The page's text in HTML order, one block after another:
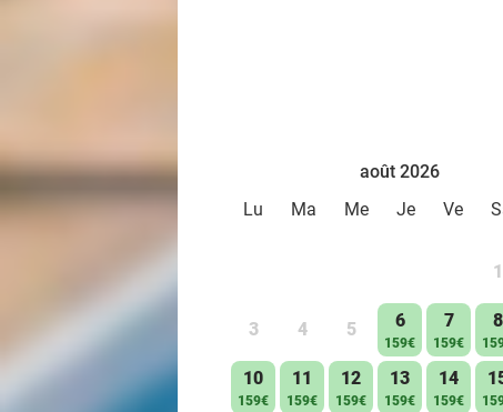
août 2026
Lu
Ma Me Je Ve
1
3 4 5 6
159€
7
159€
8
10
159€
11
159€
12
159€
13
159€
14
159€